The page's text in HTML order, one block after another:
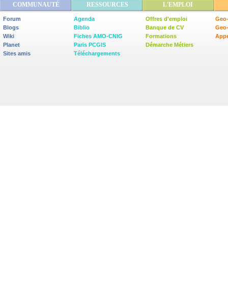
COMMUNAUTÉ RESSOURCES L'EMPLOI
Forum
Blogs
Wiki
Planet
Sites amis
Agenda
Biblio
Fiches AMO-CNIG
Paris PCGIS
Téléchargements
Offres d'emploi
Banque de CV
Formations
Démarche Métiers